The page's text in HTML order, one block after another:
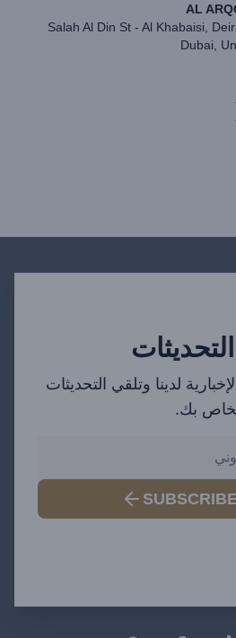
AL
Salah Al Din St - Al Khabaisi,
Dubai,
لدينا وتلقي التحديثات
بك.